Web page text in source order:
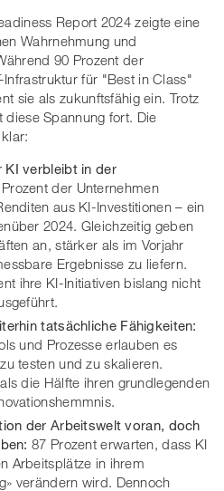
Report 2024 zeigte eine
Wahrnehmung und
90 Prozent der
Infrastruktur für "Best in Class"
sie als zukunftsfähig ein. Trotz
Spannung fort. Die
KI verbleibt in der
der Unternehmen
aus KI-Investitionen – ein
2024. Gleichzeitig geben
an, stärker als im Vorjahr
Ergebnisse zu liefern.
ihre KI-Initiativen bislang nicht
tatsächliche Fähigkeiten:
und Prozesse erlauben es
testen und zu skalieren.
die Hälfte ihren grundlegenden
der Arbeitswelt voran, doch
87 Prozent erwarten, dass KI
Arbeitsplätze in ihrem
verändern wird. Dennoch